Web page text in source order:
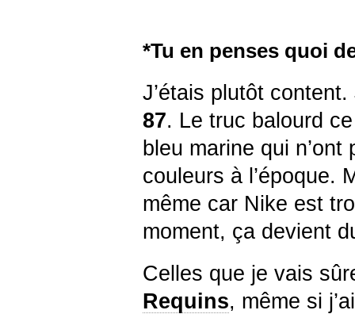
*Tu en penses quoi
J’étais plutôt
87. Le truc balourd
bleu marine qui
couleurs à l’époque.
même car Nike est
moment, ça devient
Celles que je vais
Requins, même si